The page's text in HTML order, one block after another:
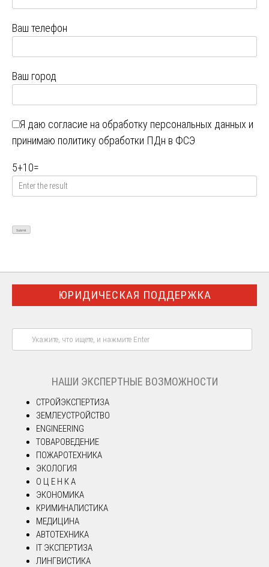
Ваш телефон
Ваш город
Я даю согласие на обработку персональных данных и
принимаю политику обработки ПДн в ФСЭ
5+10=
ЮРИДИЧЕСКАЯ ПОДДЕРЖКА
НАШИ ЭКСПЕРТНЫЕ ВОЗМОЖНОСТИ
СТРОЙЭКСПЕРТИЗА
ЗЕМЛЕУСТРОЙСТВО
ENGINEERING
ТОВАРОВЕДЕНИЕ
ПОЖАРОТЕХНИКА
ЭКОЛОГИЯ
О Ц Е Н К А
ЭКОНОМИКА
КРИМИНАЛИСТИКА
МЕДИЦИНА
АВТОТЕХНИКА
IT ЭКСПЕРТИЗА
ЛИНГВИСТИКА